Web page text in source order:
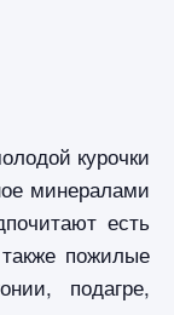
курочки
минералами
есть
пожилые
подагре,